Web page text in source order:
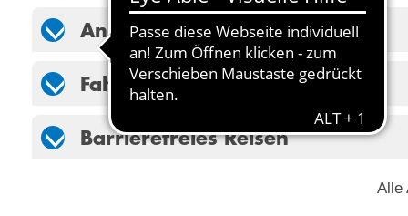
Anreise
Fahrradmitnahme
Barrierefreies Reisen
Alle